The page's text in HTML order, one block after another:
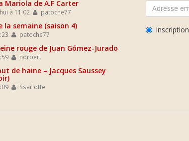
Mariola de A.F Carter
à 11:02 patoche77
la semaine (saison 4)
patoche77
rouge de Juan Gómez-Jurado
norbert
de haine – Jacques Saussey
Ssarlotte
Inscription